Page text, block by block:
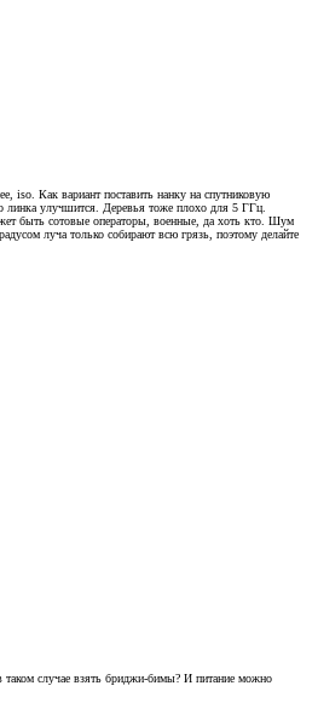
Как вариант поставить нанку на спутниковую
линка улучшится. Деревья тоже плохо для 5 ГГц.
быть сотовые операторы, военные, да хоть кто. Шум
луча только собирают всю грязь, поэтому делайте
случае взять бриджи-бимы? И питание можно